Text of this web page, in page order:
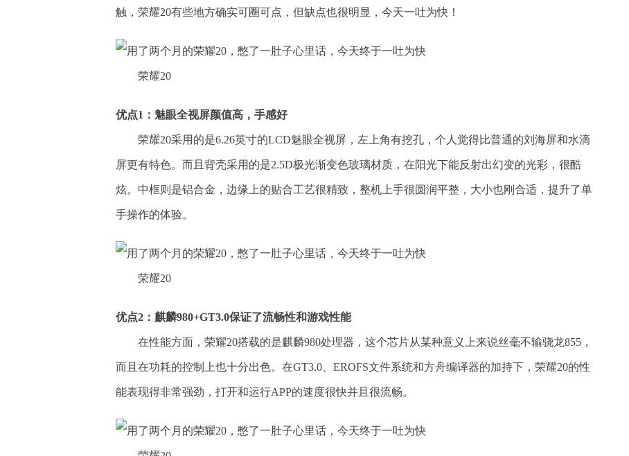
触，荣耀20有些地方确实可圈可点，但缺点也很明显，今天一吐为快！
荣耀20
优点1：魅眼全视屏颜值高，手感好
荣耀20采用的是6.26英寸的LCD魅眼全视屏，左上角有挖孔，个人觉得比普通的刘海屏和水滴
屏更有特色。而且背壳采用的是2.5D极光渐变色玻璃材质，在阳光下能反射出幻变的光彩，很酷
炫。中框则是铝合金，边缘上的贴合工艺很精致，整机上手很圆润平整，大小也刚合适，提升了单
手操作的体验。
荣耀20
优点2：麒麟980+GT3.0保证了流畅性和游戏性能
在性能方面，荣耀20搭载的是麒麟980处理器，这个芯片从某种意义上来说丝毫不输骁龙855，
而且在功耗的控制上也十分出色。在GT3.0、EROFS文件系统和方舟编译器的加持下，荣耀20的性
能表现得非常强劲，打开和运行APP的速度很快并且很流畅。